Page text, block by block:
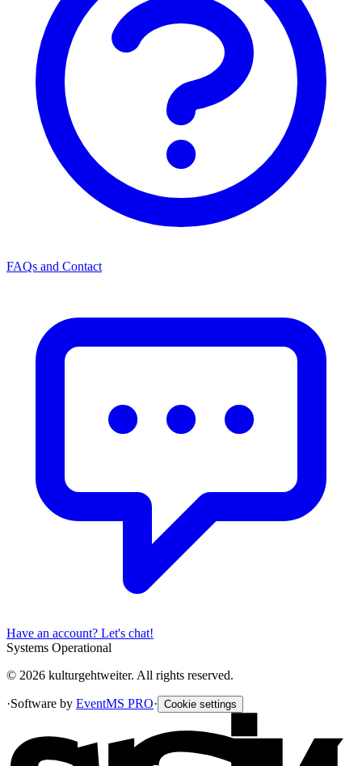
FAQs and Contact
Have an account? Let's chat!
Systems Operational
© 2026 kulturgehtweiter. All rights reserved.
·Software by EventMS PRO· Cookie settings